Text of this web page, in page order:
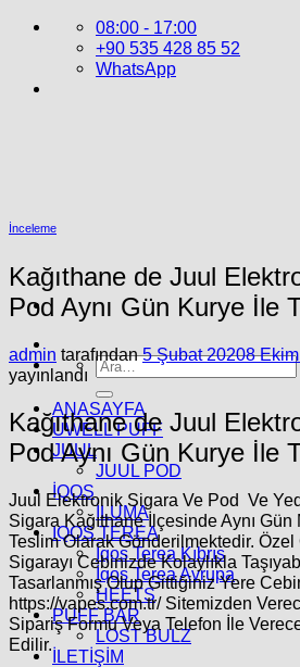
İçeriğe
08:00 - 17:00
+90 535 428 85 52
WhatsApp
Ara:
ANASAYFA
UWELL PUFF
JUUL
JUUL POD
İQOS
İLUMA
IQOS TEREA
İqos Terea Kıbrıs
İqos Terea Avrupa
HEETS
PUFF BAR
LOST BULZ
İLETİŞİM
İnceleme
Kağıthane de Juul
Pod Aynı Gün Kurye İle
admin tarafından 5 Şubat 20208
yayınlandı
Kağıthane de Juul
Pod Aynı Gün Kurye İle
Juul Elektronik Sigara Ve Pod Ve
Sigara Kağıthane İlçesinde Aynı
Teslim Olarak Gönderilmektedir.
Sigarayı Cebinizde Kolaylıkla
Tasarlanmış Olup Gittiğiniz Yere
https://vapes.com.tr/ Sitemizden
Sipariş Formu Veya Telefon İle
Edilir.